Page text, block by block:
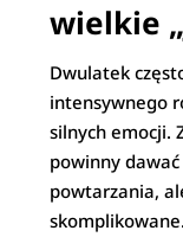
wielkie
Dwulatek
intensywnego
silnych emocji.
powinny
powtarzania,